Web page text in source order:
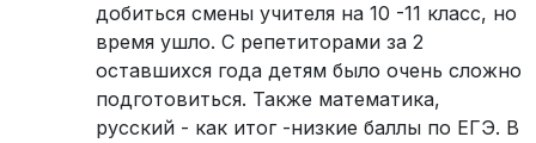
добиться смены учителя на 10 -11 класс, но
время ушло. С репетиторами за 2
оставшихся года детям было очень сложно
подготовиться. Также математика,
русский - как итог -низкие баллы по ЕГЭ. В